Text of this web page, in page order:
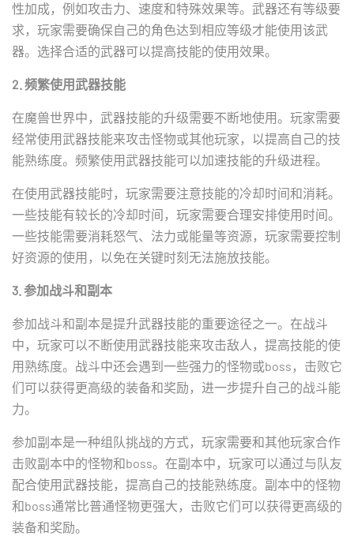
性加成，例如攻击力、速度和特殊效果等。武器还有等级要
求，玩家需要确保自己的角色达到相应等级才能使用该武
器。选择合适的武器可以提高技能的使用效果。
2. 频繁使用武器技能
在魔兽世界中，武器技能的升级需要不断地使用。玩家需要
经常使用武器技能来攻击怪物或其他玩家，以提高自己的技
能熟练度。频繁使用武器技能可以加速技能的升级进程。
在使用武器技能时，玩家需要注意技能的冷却时间和消耗。
一些技能有较长的冷却时间，玩家需要合理安排使用时间。
一些技能需要消耗怒气、法力或能量等资源，玩家需要控制
好资源的使用，以免在关键时刻无法施放技能。
3. 参加战斗和副本
参加战斗和副本是提升武器技能的重要途径之一。在战斗
中，玩家可以不断使用武器技能来攻击敌人，提高技能的使
用熟练度。战斗中还会遇到一些强力的怪物或boss，击败它
们可以获得更高级的装备和奖励，进一步提升自己的战斗能
力。
参加副本是一种组队挑战的方式，玩家需要和其他玩家合作
击败副本中的怪物和boss。在副本中，玩家可以通过与队友
配合使用武器技能，提高自己的技能熟练度。副本中的怪物
和boss通常比普通怪物更强大，击败它们可以获得更高级的
装备和奖励。